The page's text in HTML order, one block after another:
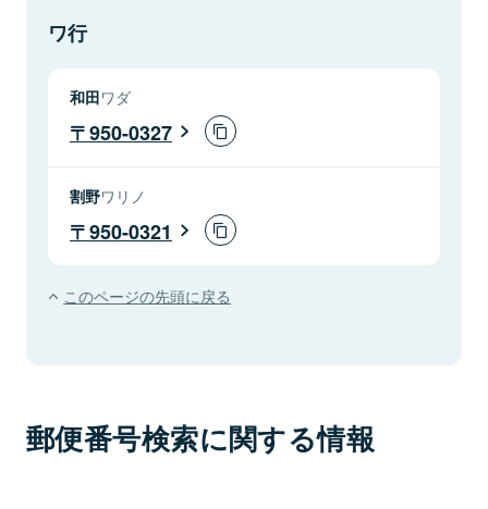
ワ行
和田ワダ
950-0327
割野ワリノ
950-0321
このページの先頭に戻る
郵便番号検索に関する情報